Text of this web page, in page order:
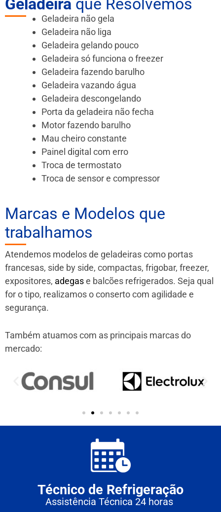
Geladeira que Resolvemos
Geladeira não gela
Geladeira não liga
Geladeira gelando pouco
Geladeira só funciona o freezer
Geladeira fazendo barulho
Geladeira vazando água
Geladeira descongelando
Porta da geladeira não fecha
Motor fazendo barulho
Mau cheiro constante
Painel digital com erro
Troca de termostato
Troca de sensor e compressor
Marcas e Modelos que
trabalhamos
Atendemos modelos de geladeiras como portas
francesas, side by side, compactas, frigobar, freezer,
expositores, adegase balcões refrigerados. Seja qual
for o tipo, realizamos o conserto com agilidade e
segurança.
Também atuamos com as principais marcas do
mercado:
Técnico de Refrigeração
Assistência Técnica 24 horas